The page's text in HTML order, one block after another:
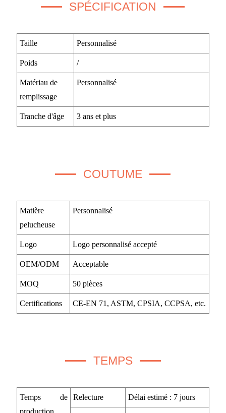
SPÉCIFICATION
Taille Personnalisé
Poids /
Matériau de
remplissage
Personnalisé
Tranche d'âge 3 ans et plus
COUTUME
Matière
pelucheuse
Personnalisé
Logo Logo personnalisé accepté
OEM/ODM Acceptable
MOQ 50 pièces
Certifications CE-EN 71, ASTM, CPSIA, CCPSA, etc.
TEMPS
Temps de
Relecture Délai estimé : 7 jours